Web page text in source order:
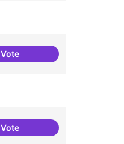
VoteProjecte Radars
VoteComissió de Festes